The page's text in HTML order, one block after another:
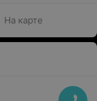
На карте